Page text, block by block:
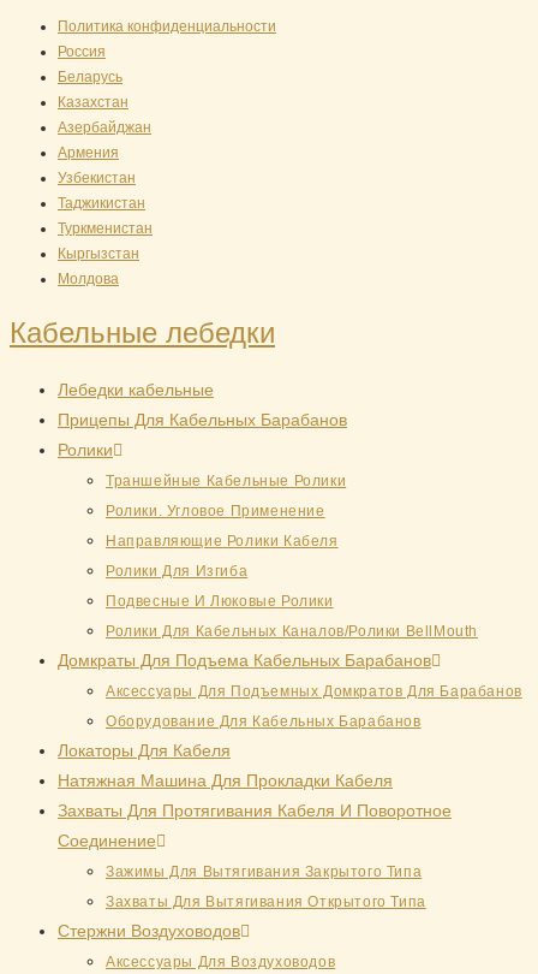
Перейти
содержимому
Политика конфиденциальности
Россия
Беларусь
Казахстан
Азербайджан
Армения
Узбекистан
Таджикистан
Туркменистан
Кыргызстан
Молдова
Кабельные лебедки
Лебедки кабельные
Прицепы Для Кабельных Барабанов
Ролики
Траншейные Кабельные Ролики
Ролики. Угловое Применение
Направляющие Ролики Кабеля
Ролики Для Изгиба
Подвесные И Люковые Ролики
Ролики Для Кабельных Каналов/Ролики BellMouth
Домкраты Для Подъема Кабельных Барабанов
Аксессуары Для Подъемных Домкратов Для Барабанов
Оборудование Для Кабельных Барабанов
Локаторы Для Кабеля
Натяжная Mашина Для Прокладки Кабеля
Захваты Для Протягивания Кабеля И Поворотное
Соединение
Зажимы Для Вытягивания Закрытого Типа
Захваты Для Вытягивания Открытого Типа
Стержни Воздуховодов
Аксессуары Для Воздуховодов